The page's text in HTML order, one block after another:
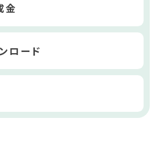
金
ロード